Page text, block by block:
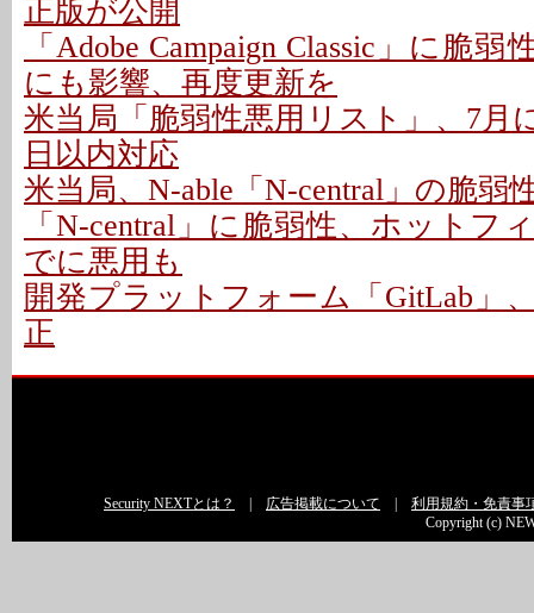
正版が公開
「Adobe Campaign Classic」に脆
にも影響、再度更新を
米当局「脆弱性悪用リスト」、7月
日以内対応
米当局、N-able「N-central」の脆弱
「N-central」に脆弱性、ホットフ
でに悪用も
開発プラットフォーム「GitLab」
正
Security NEXTとは？ 広告掲載について
利用規約・免責事
Copyright (c)